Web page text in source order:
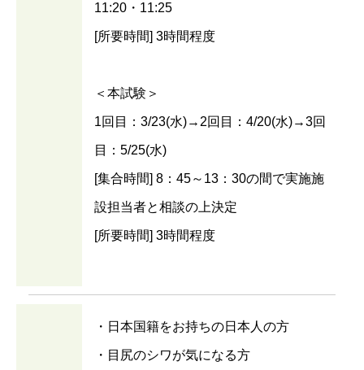
11:20・11:25
[所要時間] 3時間程度
＜本試験＞
1回目：3/23(水)→2回目：4/20(水)→3回
目：5/25(水)
[集合時間] 8：45～13：30の間で実施施
設担当者と相談の上決定
[所要時間] 3時間程度
・日本国籍をお持ちの日本人の方
・目尻のシワが気になる方